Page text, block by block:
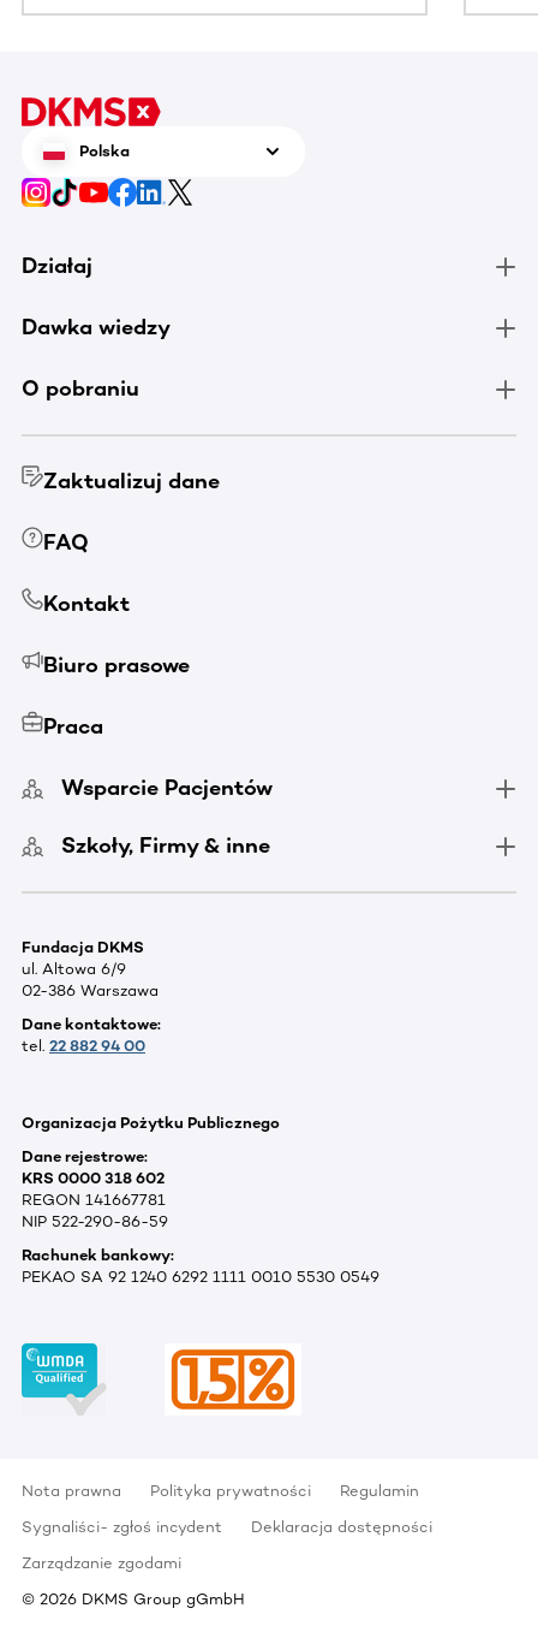
Polska
Działaj
Dawka wiedzy
O pobraniu
Zaktualizuj dane
FAQ
Kontakt
Biuro prasowe
Praca
Wsparcie Pacjentów
Szkoły, Firmy & inne
Fundacja DKMS
ul. Altowa 6/9
02-386 Warszawa
Dane kontaktowe:
tel. 22 882 94 00
Organizacja Pożytku Publicznego
Dane rejestrowe:
KRS 0000 318 602
REGON 141667781
NIP 522-290-86-59
Rachunek bankowy:
PEKAO SA 92 1240 6292 1111 0010 5530 0549
Nota prawna Polityka prywatności
Regulamin
Sygnaliści- zgłoś incydent
Deklaracja dostępności
Zarządzanie zgodami
© 2026 DKMS Group gGmbH